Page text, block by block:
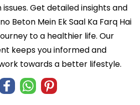
Get detailed insights and
Beton Mein Ek Saal Ka Farq Hai
to a healthier life. Our
keeps you informed and
towards a better lifestyle.